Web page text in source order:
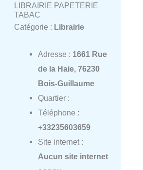
LIBRAIRIE PAPETERIE
TABAC
Catégorie : Librairie
Adresse : 1661 Rue
de la Haie, 76230
Bois-Guillaume
Quartier :
Téléphone :
+33235603659
Site internet :
Aucun site internet